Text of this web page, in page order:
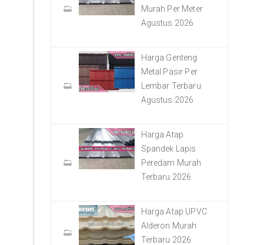
Murah Per Meter
Agustus 2026
Harga Genteng
Metal Pasir Per
Lembar Terbaru
Agustus 2026
Harga Atap
Spandek Lapis
Peredam Murah
Terbaru 2026
Harga Atap UPVC
Alderon Murah
Terbaru 2026